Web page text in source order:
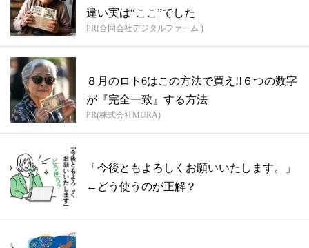
違い実は“ここ”でした
PR(合同会社デジタルファーム )
８月のロト6はこの方法で買え!!６つの数字
が『完全一致』する方法
PR(株式会社MURA)
「今後ともよろしくお願いいたします。」
←どう使うのが正解？